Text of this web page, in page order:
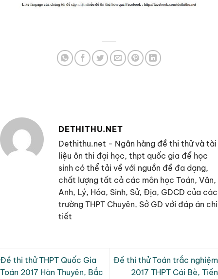
DETHITHU.NET
Dethithu.net - Ngân hàng đề thi thử và tài
liệu ôn thi đại học, thpt quốc gia để học
sinh có thể tải về với nguồn đề đa dạng,
chất lượng tất cả các môn học Toán, Văn,
Anh, Lý, Hóa, Sinh, Sử, Địa, GDCD của các
trường THPT Chuyên, Sở GD với đáp án chi
tiết
Đề thi thử THPT Quốc Gia
Toán 2017 Hàn Thuyên, Bắc
Đề thi thử Toán trắc nghiệm
2017 THPT Cái Bè, Tiền